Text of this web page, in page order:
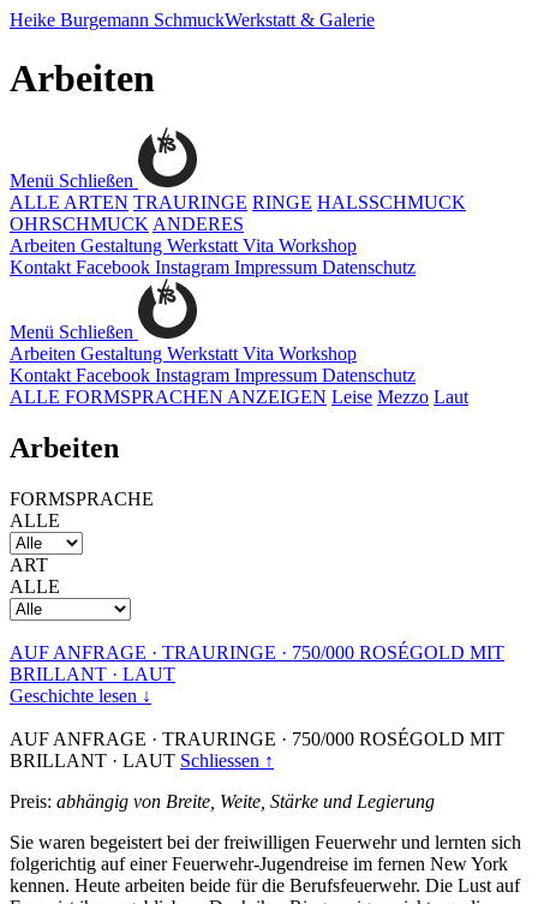
Heike Burgemann SchmuckWerkstatt & Galerie
Arbeiten
Menü Schließen
ALLE ARTEN TRAURINGE RINGE HALSSCHMUCK
OHRSCHMUCK ANDERES
Arbeiten Gestaltung Werkstatt Vita Workshop
Kontakt Facebook Instagram Impressum Datenschutz
Menü Schließen
Arbeiten Gestaltung Werkstatt Vita Workshop
Kontakt Facebook Instagram Impressum Datenschutz
ALLE FORMSPRACHEN ANZEIGEN Leise Mezzo Laut
Arbeiten
FORMSPRACHE
ALLE
ART
ALLE
AUF ANFRAGE · TRAURINGE · 750/000 ROSÉGOLD MIT
BRILLANT · LAUT
Geschichte lesen ↓
AUF ANFRAGE · TRAURINGE · 750/000 ROSÉGOLD MIT
BRILLANT · LAUT Schliessen ↑
Preis: abhängig von Breite, Weite, Stärke und Legierung
Sie waren begeistert bei der freiwilligen Feuerwehr und lernten sich
folgerichtig auf einer Feuerwehr-Jugendreise im fernen New York
kennen. Heute arbeiten beide für die Berufsfeuerwehr. Die Lust auf